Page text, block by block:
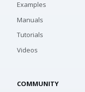
Examples
Manuals
Tutorials
Videos
COMMUNITY